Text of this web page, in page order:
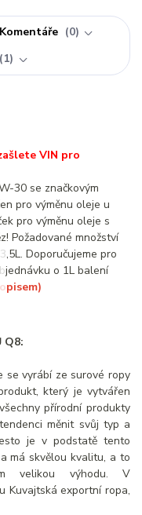
Komentáře
0
1
VIN pro
30 se značkovým
pro výměnu oleje u
pro výměnu oleje s
Požadované množství
Doporučujeme pro
o 1L balení
Q8:
se vyrábí ze surové ropy
který je vytvářen
přírodní produkty
měnit svůj typ a
je v podstatě tento
má skvělou kvalitu, a to
velikou výhodu. V
Kuvajtská exportní ropa,